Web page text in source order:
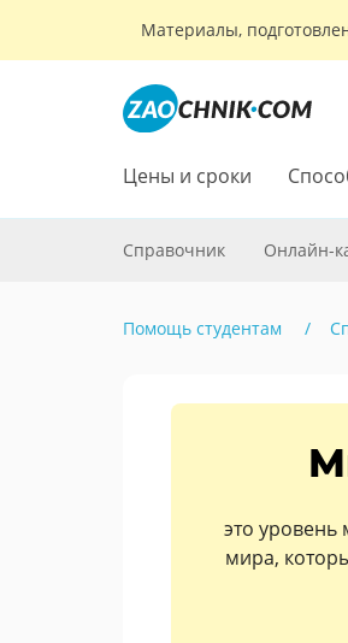
Материалы,
Цены и сроки
Справочник Онлайн-
Помощь студентам
это уровень
мира,